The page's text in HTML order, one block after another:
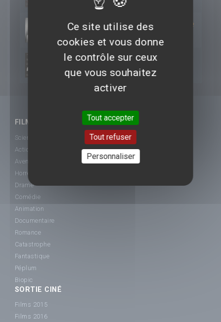
2012
Abraham Lincoln : Chasseur de
Vampires
FILMS
Science-Fiction
Action
Aventure
Horreur
Drame
Comédie
Animation
Documentaire
Romance
Catastrophe
Fantastique
Péplum
Biopic
SORTIE CINÉ
Films 2015
Films 2016
Ce site utilise des
cookies et vous donne
le contrôle sur ceux
que vous souhaitez
activer
Tout accepter
Tout refuser
Personnaliser